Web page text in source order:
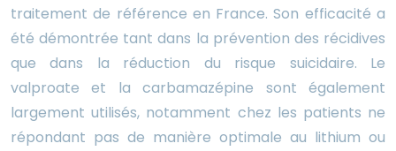
traitement de référence en France. Son efficacité a
été démontrée tant dans la prévention des récidives
que dans la réduction du risque suicidaire. Le
valproate et la carbamazépine sont également
largement utilisés, notamment chez les patients ne
répondant pas de manière optimale au lithium ou